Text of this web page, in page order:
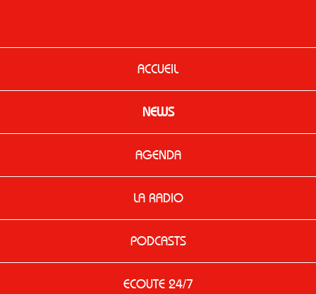
ACCUEIL
NEWS
AGENDA
LA RADIO
PODCASTS
ECOUTE 24/7